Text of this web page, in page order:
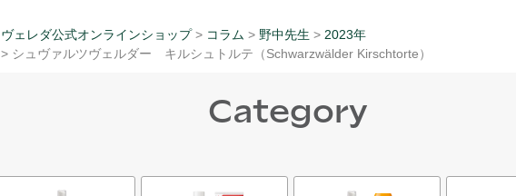
ヴェレダ公式オンラインショップ > コラム >野中先生 >2023年
> シュヴァルツヴェルダー キルシュトルテ（Schwarzwälder Kirschtorte）
Category